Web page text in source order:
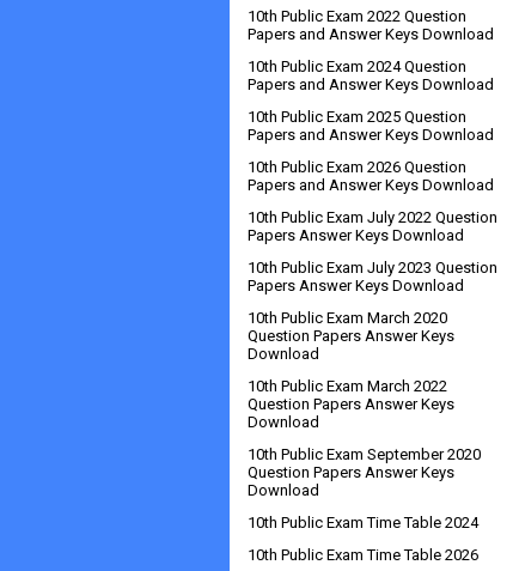
10th Public Exam 2022 Question
Papers and Answer Keys Download
10th Public Exam 2024 Question
Papers and Answer Keys Download
10th Public Exam 2025 Question
Papers and Answer Keys Download
10th Public Exam 2026 Question
Papers and Answer Keys Download
10th Public Exam July 2022 Question
Papers Answer Keys Download
10th Public Exam July 2023 Question
Papers Answer Keys Download
10th Public Exam March 2020
Question Papers Answer Keys
Download
10th Public Exam March 2022
Question Papers Answer Keys
Download
10th Public Exam September 2020
Question Papers Answer Keys
Download
10th Public Exam Time Table 2024
10th Public Exam Time Table 2026